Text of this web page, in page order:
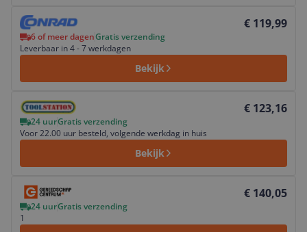
€ 119,99
6 of meer dagenGratis verzending
Leverbaar in 4 - 7 werkdagen
Bekijk
Bekijk product
€ 123,16
24 uurGratis verzending
Voor 22.00 uur besteld, volgende werkdag in huis
Bekijk
Bekijk product
€ 140,05
24 uurGratis verzending
1
Bekijk product